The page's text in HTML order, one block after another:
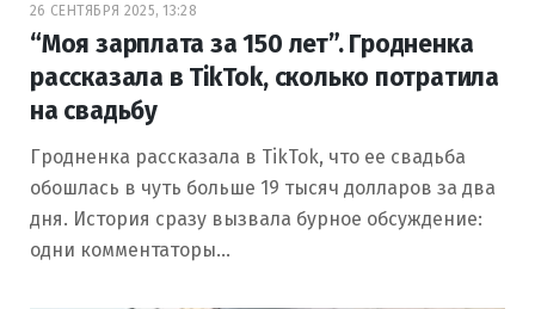
26 СЕНТЯБРЯ 2025, 13:28
“Моя зарплата за 150 лет”. Гродненка
рассказала в TikTok, сколько потратила
на свадьбу
Гродненка рассказала в TikTok, что ее свадьба
обошлась в чуть больше 19 тысяч долларов за два
дня. История сразу вызвала бурное обсуждение:
одни комментаторы…